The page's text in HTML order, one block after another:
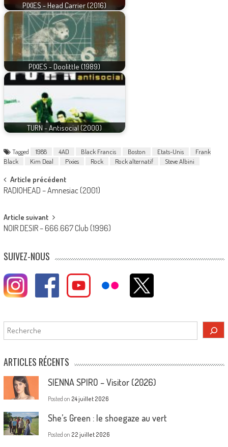
PIXIES - Head Carrier (2016)
PIXIES - Doolittle (1989)
TURN - Antisocial (2000)
Tagged 1988 4AD Black Francis Boston Etats-Unis
Frank
Black
Kim Deal Pixies Rock Rock alternatif Steve Albini
Post
navigation
Article précédent
RADIOHEAD – Amnesiac (2001)
Article suivant
NOIR DESIR – 666.667 Club (1996)
SUIVEZ-NOUS
Rechercher
ARTICLES RÉCENTS
SIENNA SPIRO – Visitor (2026)
Posted on 24 juillet 2026
She’s Green : le shoegaze au vert
Posted on 22 juillet 2026